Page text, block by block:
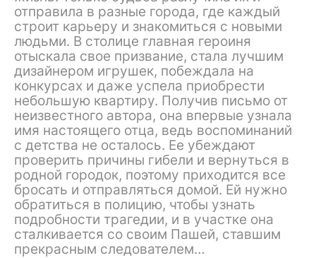
отправила в разные города, где каждый
строит карьеру и знакомиться с новыми
людьми. В столице главная героиня
отыскала свое призвание, стала лучшим
дизайнером игрушек, побеждала на
конкурсах и даже успела приобрести
небольшую квартиру. Получив письмо от
неизвестного автора, она впервые узнала
имя настоящего отца, ведь воспоминаний
с детства не осталось. Ее убеждают
проверить причины гибели и вернуться в
родной городок, поэтому приходится все
бросать и отправляться домой. Ей нужно
обратиться в полицию, чтобы узнать
подробности трагедии, и в участке она
сталкивается со своим Пашей, ставшим
прекрасным следователем…